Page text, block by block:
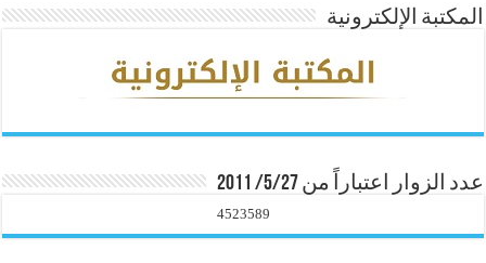
المكتبة الإلكترونية
عدد الزوار اعتباراً من 5/27/ 2011
4523589